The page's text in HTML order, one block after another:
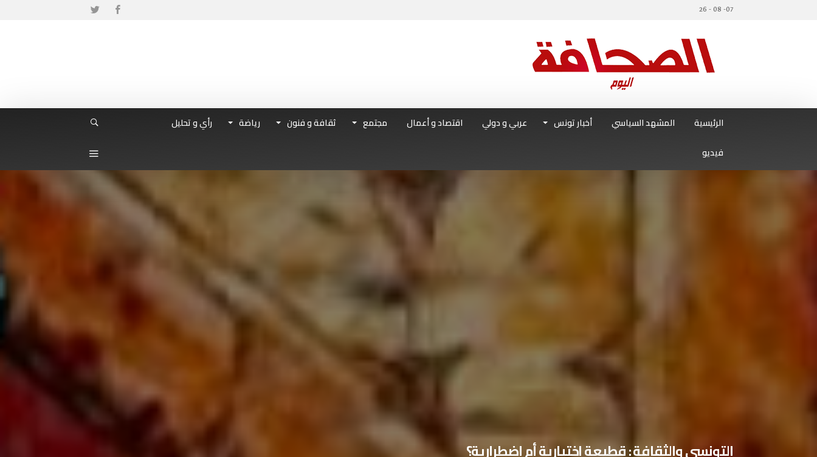
07- 08 - 26
الرئيسية المشهد السياسي أخبار تونس عربي و دولي اقتصاد و أعمال مجتمع ثقافة و فنون رياضة
رأي و تحليل
فيديو
التونسي والثقافة : قطيعة اختيارية أم اضطرارية؟